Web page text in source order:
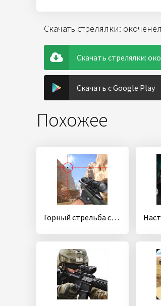
Скачать стрелялки:
Скачать стрелялки:
Скачать с Google Play
Похожее
Горный стрельба снайпер